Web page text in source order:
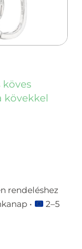
köves
kövekkel
rendeléshez
•
2–5